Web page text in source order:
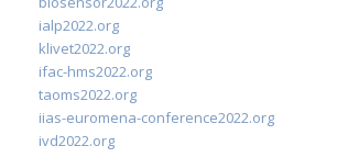
ialp2022.org
klivet2022.org
ifac-hms2022.org
taoms2022.org
iias-euromena-conference2022.org
ivd2022.org